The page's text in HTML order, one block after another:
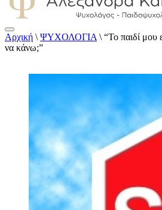
Αλεξάνδρα Καππάτου
Παιδοψυχολόγος
Αρχική \ ΨΥΧΟΛΟΓΙΑ \ “To παιδί μου
να κάνω;”